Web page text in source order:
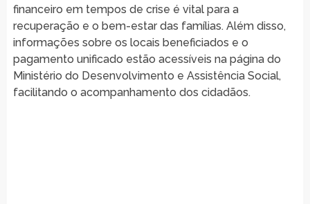
financeiro em tempos de crise é vital para a
recuperação e o bem-estar das famílias. Além disso,
informações sobre os locais beneficiados e o
pagamento unificado estão acessíveis na página do
Ministério do Desenvolvimento e Assistência Social,
facilitando o acompanhamento dos cidadãos.